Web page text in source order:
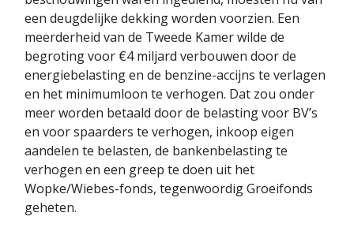
een deugdelijke dekking worden voorzien. Een
meerderheid van de Tweede Kamer wilde de
begroting voor €4 miljard verbouwen door de
energiebelasting en de benzine-accijns te verlagen
en het minimumloon te verhogen. Dat zou onder
meer worden betaald door de belasting voor BV’s
en voor spaarders te verhogen, inkoop eigen
aandelen te belasten, de bankenbelasting te
verhogen en een greep te doen uit het
Wopke/Wiebes-fonds, tegenwoordig Groeifonds
geheten.